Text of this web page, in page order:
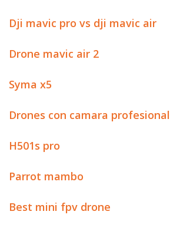
Dji mavic pro vs dji mavic air
Drone mavic air 2
Syma x5
Drones con camara profesional
H501s pro
Parrot mambo
Best mini fpv drone